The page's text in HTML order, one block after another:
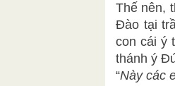
Thế nên,
Đào tại
con cái ý
thánh ý
“Này các